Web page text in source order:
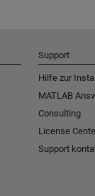
Support
Hilfe zur
MATLAB
Consulting
License
Support